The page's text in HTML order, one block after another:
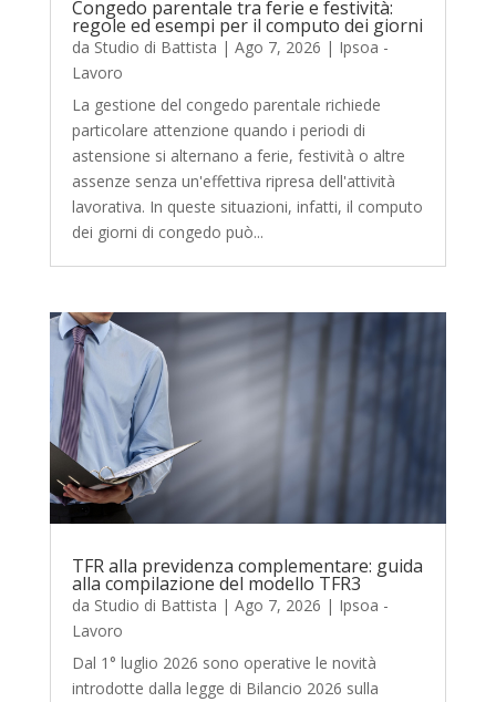
Congedo parentale tra ferie e festività:
regole ed esempi per il computo dei giorni
da Studio di Battista | Ago 7, 2026 | Ipsoa -
Lavoro
La gestione del congedo parentale richiede
particolare attenzione quando i periodi di
astensione si alternano a ferie, festività o altre
assenze senza un'effettiva ripresa dell'attività
lavorativa. In queste situazioni, infatti, il computo
dei giorni di congedo può...
TFR alla previdenza complementare: guida
alla compilazione del modello TFR3
da Studio di Battista | Ago 7, 2026 | Ipsoa -
Lavoro
Dal 1° luglio 2026 sono operative le novità
introdotte dalla legge di Bilancio 2026 sulla